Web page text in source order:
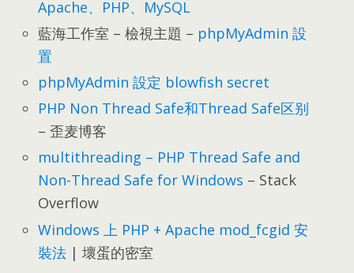
Apache、PHP、 MySQL
藍海工作室 –檢視主題 – phpMyAdmin 設
置
phpMyAdmin 設定 blowfish secret
PHP Non Thread Safe和Thread Safe区别
–歪麦博客
multithreading – PHP Thread Safe and
Non-Thread Safe for Windows – Stack
Overflow
Windows 上 PHP +Apache mod_fcgid 安
裝法 |壞蛋的密室